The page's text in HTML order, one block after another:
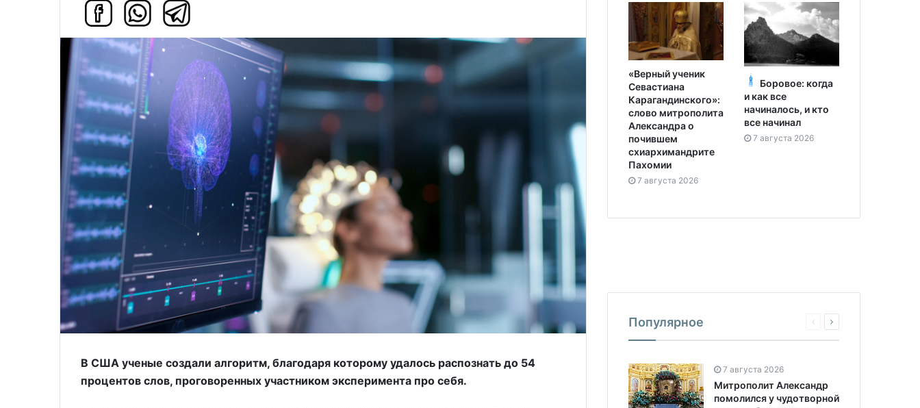
В США ученые создали алгоритм, благодаря которому удалось распознать до 54
процентов слов, проговоренных участником эксперимента про себя.
«Верный ученик
Севастиана
Карагандинского»:
слово митрополита
Александра о
почившем
схиархимандрите
Пахомии
7 августа 2026
Боровое: когда
и как все
начиналось, и кто
все начинал
7 августа 2026
Популярное
7 августа 2026
Митрополит Александр
помолился у чудотворной